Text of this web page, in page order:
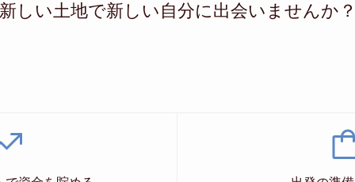
しい土地で新しい自分に出会いませんか